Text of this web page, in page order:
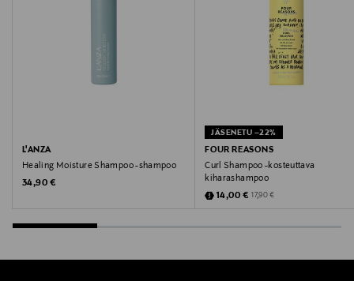
DISTEARATE, GLYCOL STEARATE, GUAR
HYDROXYPROPYLTRIMONIUM CHLORIDE, PEG-150
DISTEARATE, POLYQUATERNIUM-22, PROPANEDIOL,
TRIDECETH-12, TRIMETHYLSILOXYAMODIMETHICONE,
TRIS(TETRAMETHYLHYDROXYPIPERIDINOL) CITRATE,
BENZYL ALCOHOL, PHENOXYETHANOL, POTASSIUM
SORBATE, SODIUM BENZOATE, BENZYL SALICYLATE,
COUMARIN, HEXYL CINNAMAL, LIMONENE, LINALOOL.
L'ANZA
Healing Moisture Shampoo -shampoo
Original Price
34,90 €
JÄSENETU –22%
FOUR REASONS
Curl Shampoo -kosteuttava
kiharashampoo
Discounted Price
14,00 € Original Price
17,90 €